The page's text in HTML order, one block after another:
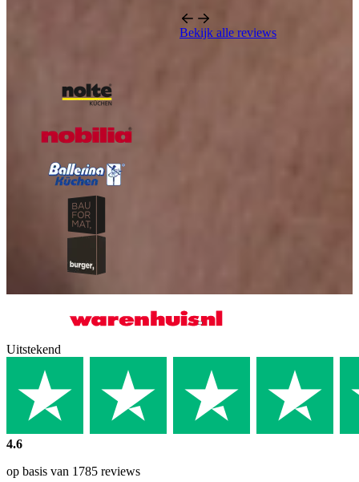
Bekijk alle reviews
Uitstekend
4.6
op basis van 1785 reviews